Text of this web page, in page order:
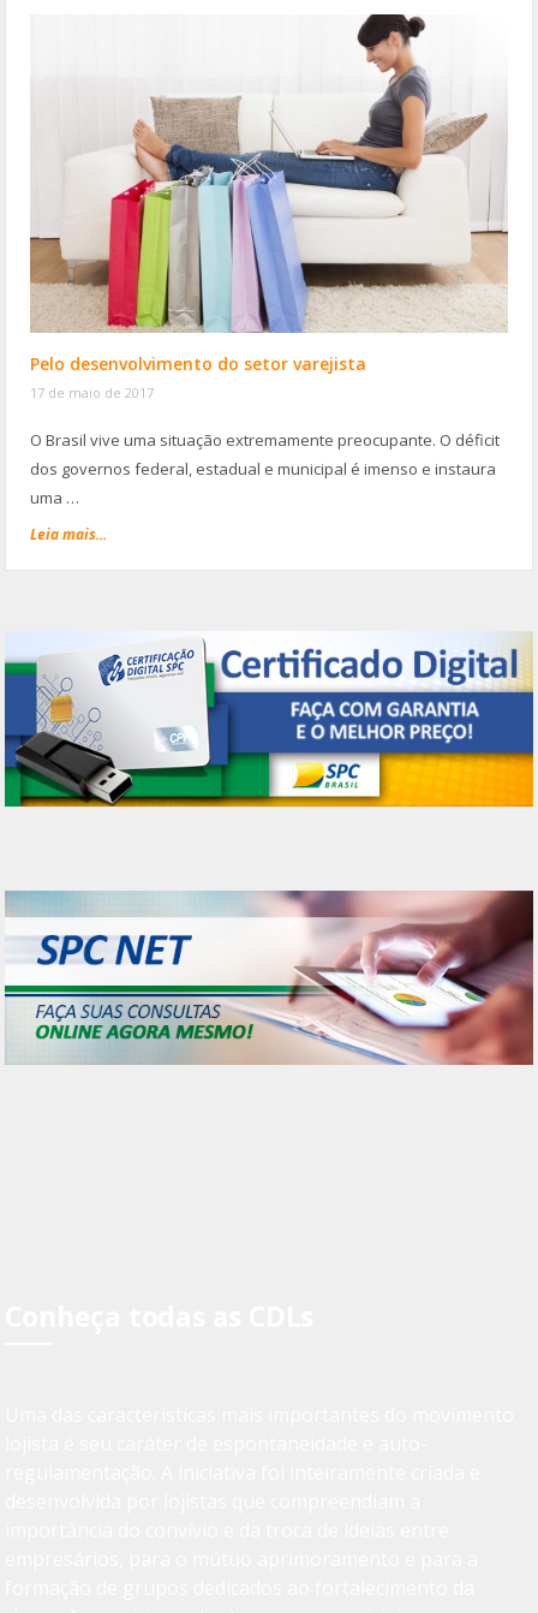
Pelo desenvolvimento do setor varejista
17 de maio de 2017
O Brasil vive uma situação extremamente preocupante. O déficit
dos governos federal, estadual e municipal é imenso e instaura
uma …
Leia mais...